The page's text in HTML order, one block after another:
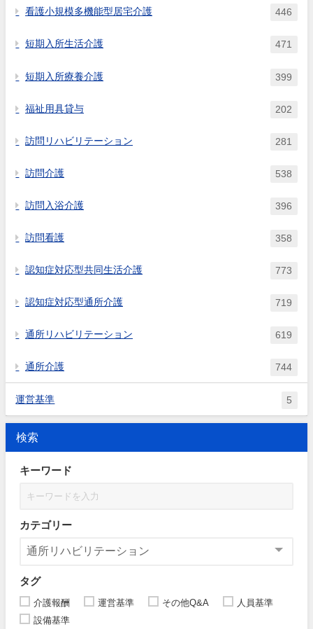
看護小規模多機能型居宅介護 446
短期入所生活介護 471
短期入所療養介護 399
福祉用具貸与 202
訪問リハビリテーション 281
訪問介護 538
訪問入浴介護 396
訪問看護 358
認知症対応型共同生活介護 773
認知症対応型通所介護 719
通所リハビリテーション 619
通所介護 744
運営基準 5
検索
キーワード
カテゴリー
タグ
介護報酬 運営基準 その他Q&A
人員基準
設備基準